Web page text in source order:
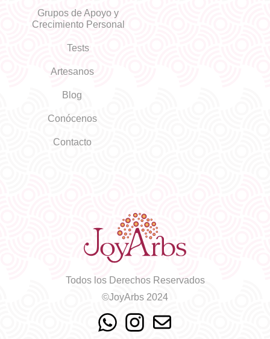
Grupos de Apoyo y
Crecimiento Personal
Tests
Artesanos
Blog
Conócenos
Contacto
Todos los Derechos Reservados
©JoyArbs 2024